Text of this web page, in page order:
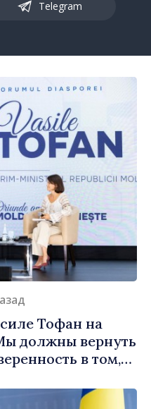
Telegram
Тофан на
должны вернуть
в том,